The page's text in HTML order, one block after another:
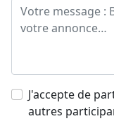
J'accepte de
autres